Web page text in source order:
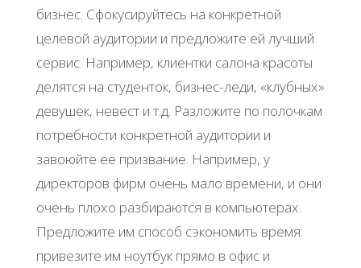
бизнес. Сфокусируйтесь на конкретной
целевой аудитории и предложите ей лучший
сервис. Например, клиентки салона красоты
делятся на студенток, бизнес-леди, «клубных»
девушек, невест и т.д. Разложите по полочкам
потребности конкретной аудитории и
завоюйте её призвание. Например, у
директоров фирм очень мало времени, и они
очень плохо разбираются в компьютерах.
Предложите им способ сэкономить время:
привезите им ноутбук прямо в офис и